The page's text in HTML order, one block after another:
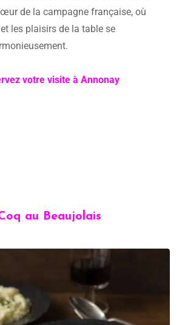
de la campagne française, où
les plaisirs de la table se
votre visite à Annonay
au Beaujolais